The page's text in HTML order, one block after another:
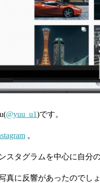
@yuu_u1)です。
。
スタグラムを中心に自分
真に反響があったのでしょ